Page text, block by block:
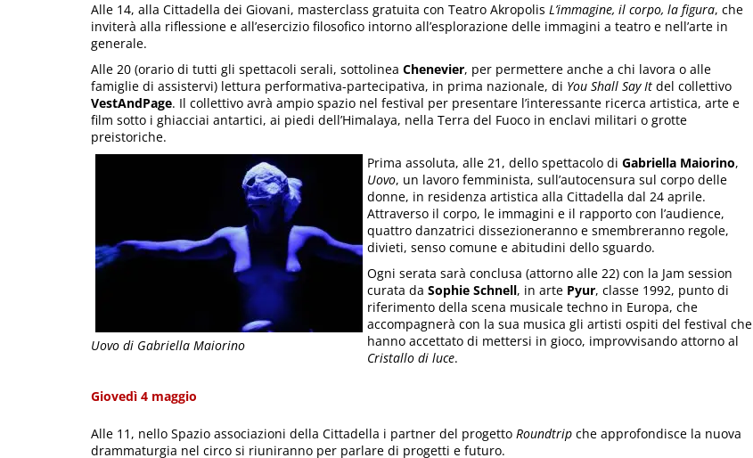
Alle 14, alla Cittadella dei Giovani, masterclass gratuita con Teatro Akropolis L’immagine, il corpo, la figura, che
inviterà alla riflessione e all’esercizio filosofico intorno all’esplorazione delle immagini a teatro e nell’arte in
generale.
Alle 20 (orario di tutti gli spettacoli serali, sottolinea Chenevier, per permettere anche a chi lavora o alle
famiglie di assistervi) lettura performativa-partecipativa, in prima nazionale, di You Shall Say It del collettivo
VestAndPage. Il collettivo avrà ampio spazio nel festival per presentare l’interessante ricerca artistica, arte e
film sotto i ghiacciai antartici, ai piedi dell’Himalaya, nella Terra del Fuoco in enclavi militari o grotte
preistoriche.
Uovo di Gabriella Maiorino
Prima assoluta, alle 21, dello spettacolo di Gabriella Maiorino,
Uovo, un lavoro femminista, sull’autocensura sul corpo delle
donne, in residenza artistica alla Cittadella dal 24 aprile.
Attraverso il corpo, le immagini e il rapporto con l’audience,
quattro danzatrici dissezioneranno e smembreranno regole,
divieti, senso comune e abitudini dello sguardo.
Ogni serata sarà conclusa (attorno alle 22) con la Jam session
curata da Sophie Schnell, in arte Pyur, classe 1992, punto di
riferimento della scena musicale techno in Europa, che
accompagnerà con la sua musica gli artisti ospiti del festival che
hanno accettato di mettersi in gioco, improvvisando attorno al
Cristallo di luce.
Giovedì 4 maggio
Alle 11, nello Spazio associazioni della Cittadella i partner del progetto Roundtrip che approfondisce la nuova
drammaturgia nel circo si riuniranno per parlare di progetti e futuro.